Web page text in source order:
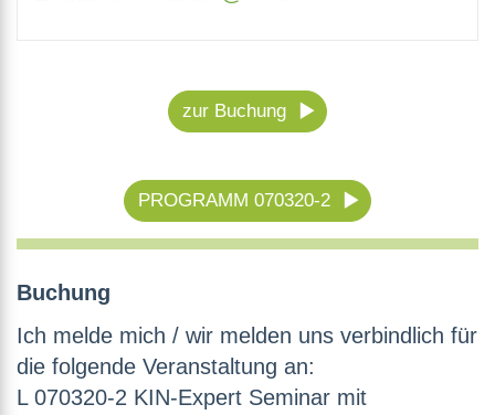
zur Buchung
PROGRAMM 070320-2
Buchung
Ich melde mich / wir melden uns verbindlich für
die folgende Veranstaltung an:
L 070320-2 KIN-Expert Seminar mit